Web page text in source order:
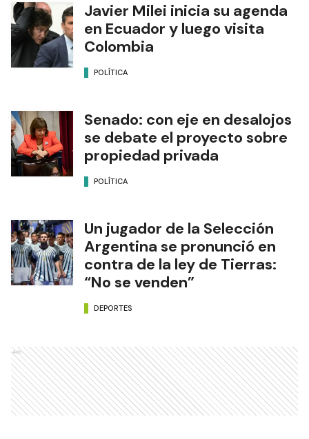
Javier Milei inicia su agenda
en Ecuador y luego visita
Colombia
POLÍTICA
Senado: con eje en desalojos
se debate el proyecto sobre
propiedad privada
POLÍTICA
Un jugador de la Selección
Argentina se pronunció en
contra de la ley de Tierras:
“No se venden”
DEPORTES
Ads